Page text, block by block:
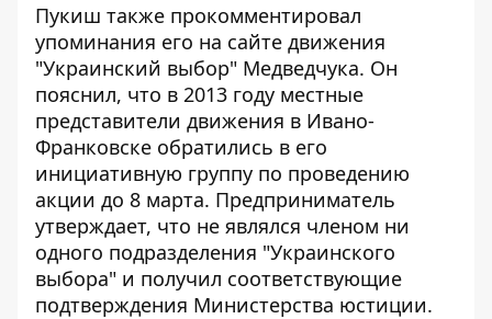
Пукиш также прокомментировал
упоминания его на сайте движения
"Украинский выбор" Медведчука. Он
пояснил, что в 2013 году местные
представители движения в Ивано-
Франковске обратились в его
инициативную группу по проведению
акции до 8 марта. Предприниматель
утверждает, что не являлся членом ни
одного подразделения "Украинского
выбора" и получил соответствующие
подтверждения Министерства юстиции.